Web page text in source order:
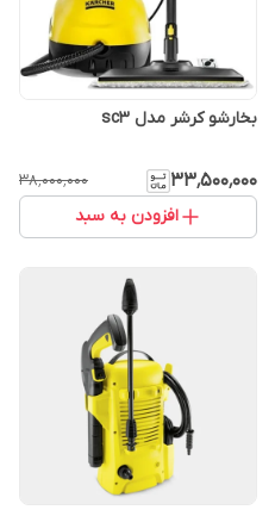
بخارشو کرشر مدل sc3
۳۳٬۵۰۰٬۰۰۰ ۳۸٬۰۰۰٬۰۰۰
افزودن به سبد